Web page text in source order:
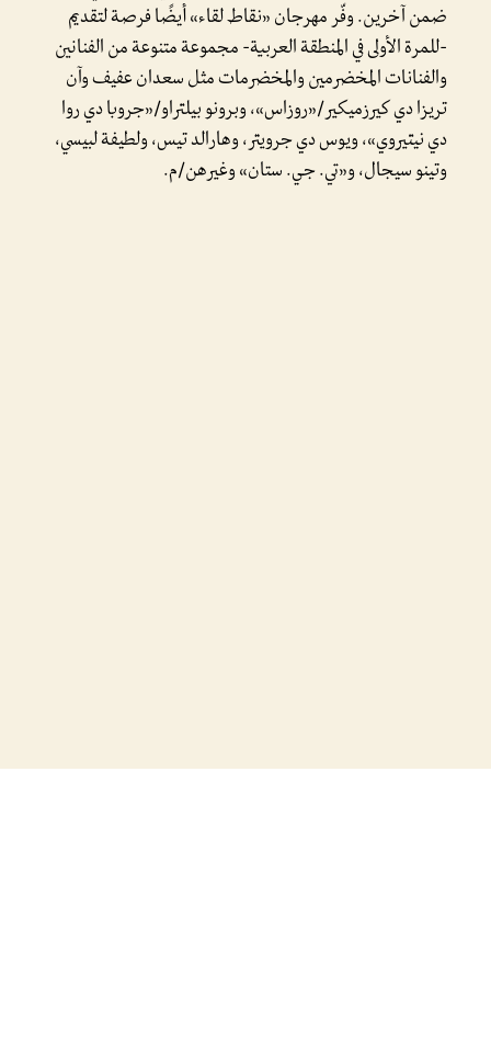
ضمن آخرين. وفّر مهرجان «نقاط لقاء» أيضًا فرصة لتقديم
-للمرة الأولى في المنطقة العربية- مجموعة متنوعة من الفنانين
والفنانات المخضرمين والمخضرمات مثل سعدان عفيف وآن
تريزا دي كيرزميكير/«روزاس»، وبرونو بيلتراو/«جروبا دي روا
دي نيتيروي»، ويوس دي جرويتر، وهارالد تيس، ولطيفة لبيسي،
وتينو سيجال، و«تي. جي. ستان» وغيرهن/م.